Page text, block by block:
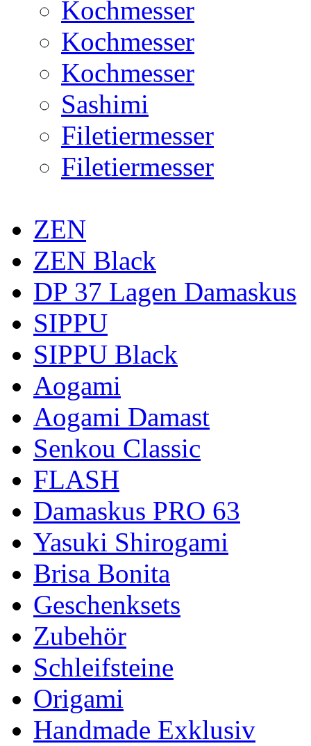
Kochmesser
Kochmesser
Kochmesser
Sashimi
Filetiermesser
Filetiermesser
ZEN
ZEN Black
DP 37 Lagen Damaskus
SIPPU
SIPPU Black
Aogami
Aogami Damast
Senkou Classic
FLASH
Damaskus PRO 63
Yasuki Shirogami
Brisa Bonita
Geschenksets
Zubehör
Schleifsteine
Origami
Handmade Exklusiv